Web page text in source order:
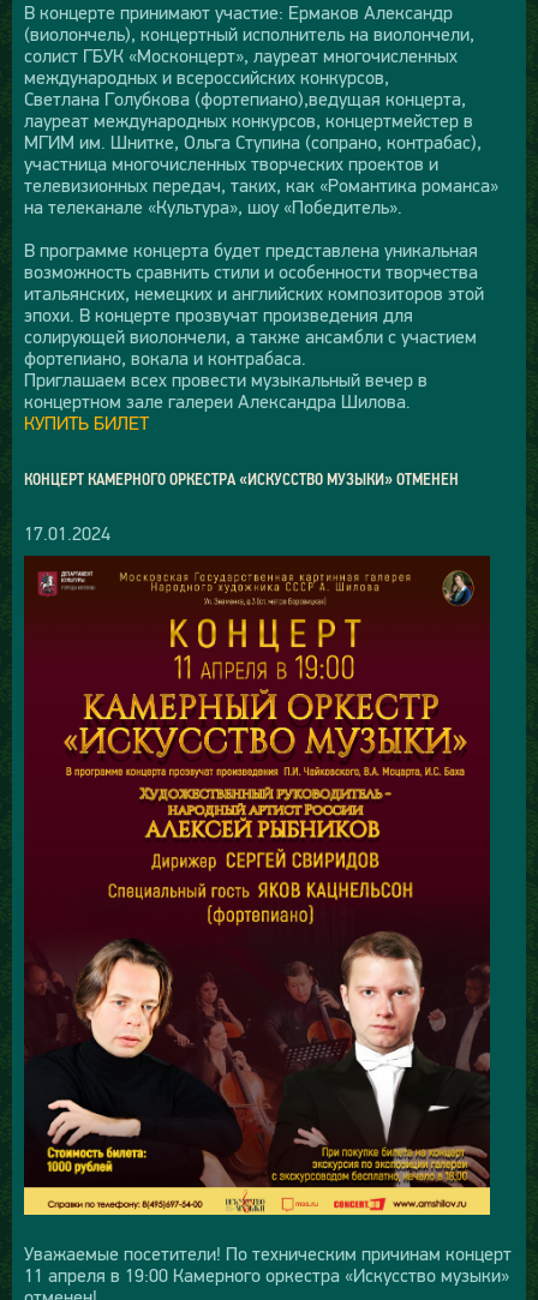
В концерте принимают участие: Ермаков Александр
(виолончель), концертный исполнитель на виолончели,
солист ГБУК «Москонцерт», лауреат многочисленных
международных и всероссийских конкурсов,
Светлана Голубкова (фортепиано),ведущая концерта,
лауреат международных конкурсов, концертмейстер в
МГИМ им. Шнитке, Ольга Ступина (сопрано, контрабас),
участница многочисленных творческих проектов и
телевизионных передач, таких, как «Романтика романса»
на телеканале «Культура», шоу «Победитель».
В программе концерта будет представлена уникальная
возможность сравнить стили и особенности творчества
итальянских, немецких и английских композиторов этой
эпохи. В концерте прозвучат произведения для
солирующей виолончели, а также ансамбли с участием
фортепиано, вокала и контрабаса.
Приглашаем всех провести музыкальный вечер в
концертном зале галереи Александра Шилова.
КУПИТЬ БИЛЕТ
КОНЦЕРТ КАМЕРНОГО ОРКЕСТРА «ИСКУССТВО МУЗЫКИ» ОТМЕНЕН
17.01.2024
Уважаемые посетители! По техническим причинам концерт
11 апреля в 19:00 Камерного оркестра «Искусство музыки»